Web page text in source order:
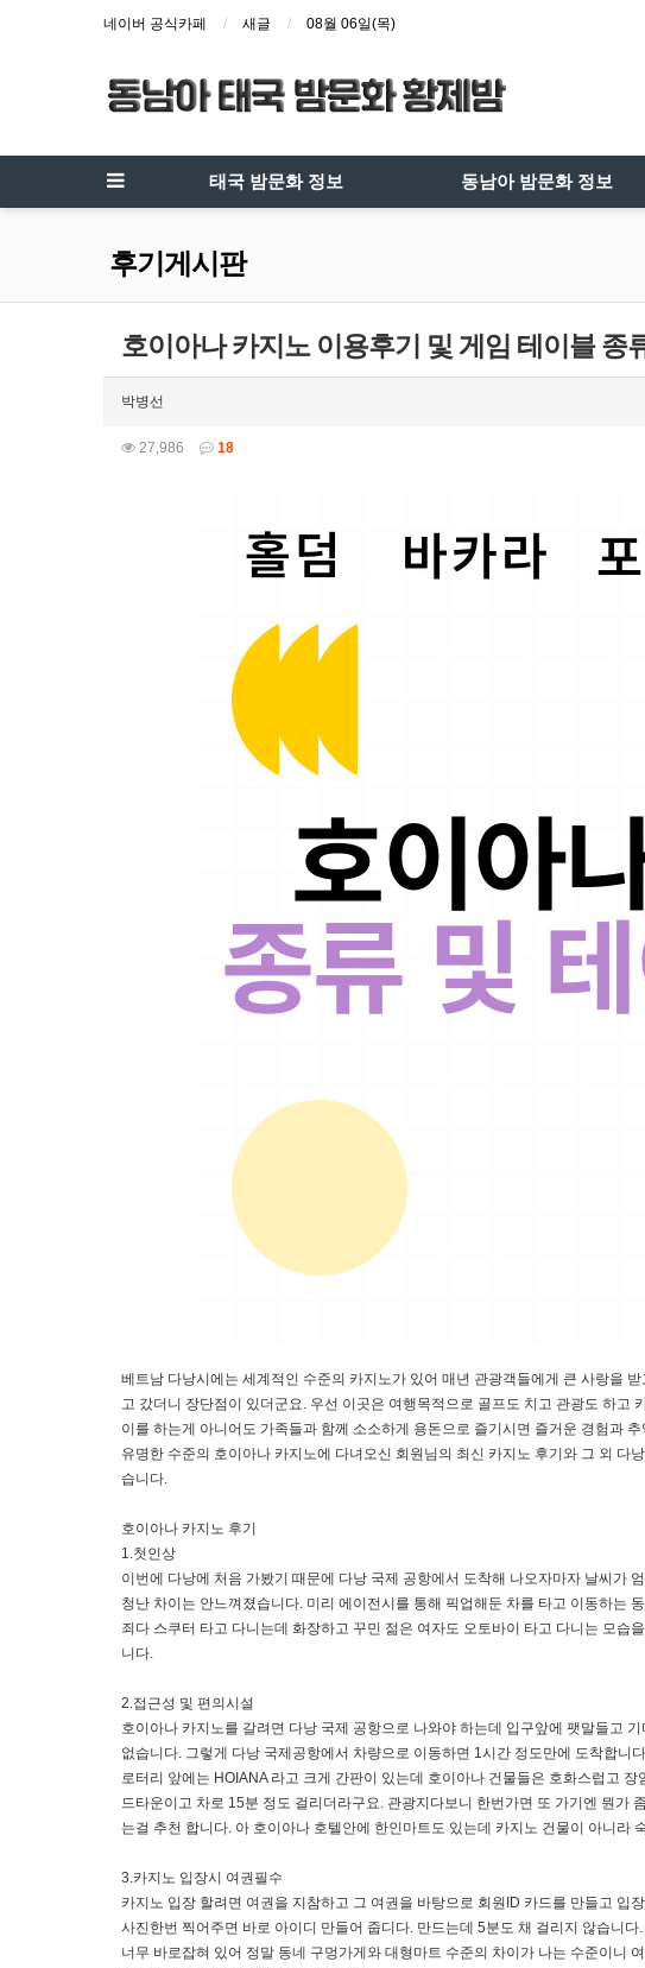
네이버 공식카페 새글 08월 06일(목)
태국 밤문화 정보 동남아 밤문화 정보
후기게시판
호이아나 카지노 이용후기 및 게임 테이블
박병선
27,986 18
베트남 다낭시에는 세계적인 수준의 카지노가 있어 매년 관광객들에게 큰 사랑을
고 갔더니 장단점이 있더군요. 우선 이곳은 여행목적으로 골프도 치고 관광도 하고
이를 하는게 아니어도 가족들과 함께 소소하게 용돈으로 즐기시면 즐거운 경험과
유명한 수준의 호이아나 카지노에 다녀오신 회원님의 최신 카지노 후기와 그 외
습니다.
호이아나 카지노 후기
1.첫인상
이번에 다낭에 처음 가봤기 때문에 다낭 국제 공항에서 도착해 나오자마자 날씨가
청난 차이는 안느껴졌습니다. 미리 에이전시를 통해 픽업해둔 차를 타고 이동하는
죄다 스쿠터 타고 다니는데 화장하고 꾸민 젊은 여자도 오토바이 타고 다니는 모습
니다.
2.접근성 및 편의시설
호이아나 카지노를 갈려면 다낭 국제 공항으로 나와야 하는데 입구앞에 팻말들고
없습니다. 그렇게 다낭 국제공항에서 차량으로 이동하면 1시간 정도만에 도착합
로터리 앞에는 HOIANA 라고 크게 간판이 있는데 호이아나 건물들은 호화스럽고
드타운이고 차로 15분 정도 걸리더라구요. 관광지다보니 한번가면 또 가기엔 뭔가
는걸 추천 합니다. 아 호이아나 호텔안에 한인마트도 있는데 카지노 건물이 아니라
3.카지노 입장시 여권필수
카지노 입장 할려면 여권을 지참하고 그 여권을 바탕으로 회원ID 카드를 만들고 입
사진한번 찍어주면 바로 아이디 만들어 줍디다. 만드는데 5분도 채 걸리지 않습니
너무 바로잡혀 있어 정말 동네 구멍가게와 대형마트 수준의 차이가 나는 수준이니